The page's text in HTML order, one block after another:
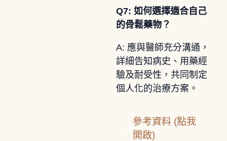
Q7: 如何選擇適合自己
的骨鬆藥物？
A: 應與醫師充分溝通，
詳細告知病史、用藥經
驗及耐受性，共同制定
個人化的治療方案。
參考資料 (點我
開啟)